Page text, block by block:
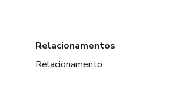
Relacionamentos
Relacionamento